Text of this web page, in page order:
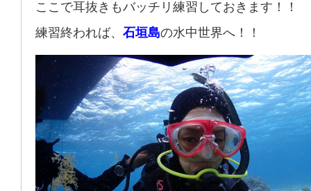
ここで耳抜きもバッチリ練習しておきます！！
練習終われば、 石垣島の水中世界へ！！